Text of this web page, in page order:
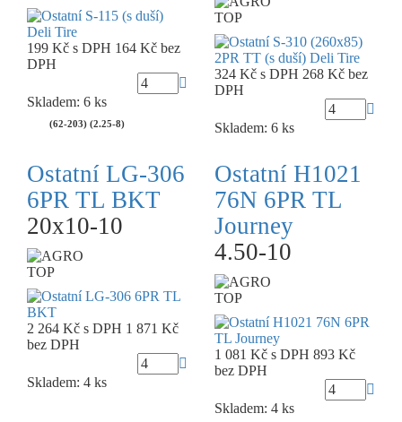
199 Kč s DPH 164 Kč bez
DPH
Skladem: 6 ks
(62-203) (2.25-8)
TOP
324 Kč s DPH 268 Kč bez
DPH
Skladem: 6 ks
Ostatní LG-306
6PR TL BKT
20x10-10
TOP
2 264 Kč s DPH 1 871 Kč
bez DPH
Skladem: 4 ks
Ostatní H1021
76N 6PR TL
Journey
4.50-10
TOP
1 081 Kč s DPH 893 Kč
bez DPH
Skladem: 4 ks